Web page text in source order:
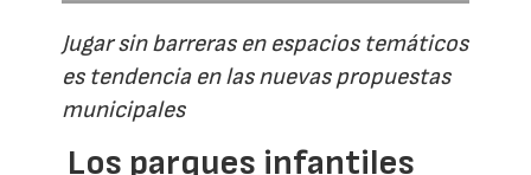
Jugar sin barreras en espacios temáticos
es tendencia en las nuevas propuestas
municipales
Los parques infantiles